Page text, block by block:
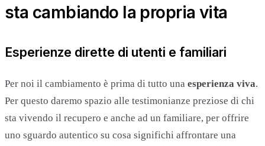
sta cambiando la propria vita
Esperienze dirette di utenti e familiari
Per noi il cambiamento è prima di tutto una esperienza viva.
Per questo daremo spazio alle testimonianze preziose di chi
sta vivendo il recupero e anche ad un familiare, per offrire
uno sguardo autentico su cosa significhi affrontare una